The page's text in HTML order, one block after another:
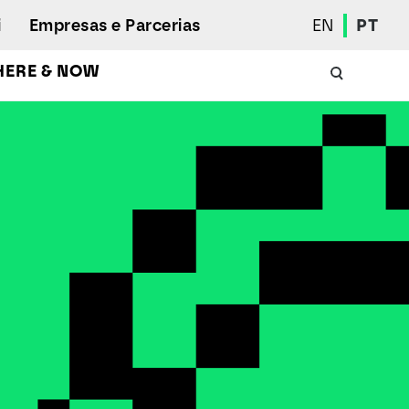
Associação de Estudantes
Desporto
Regulamentos
& NOW
Empresas e Parcerias EN PT